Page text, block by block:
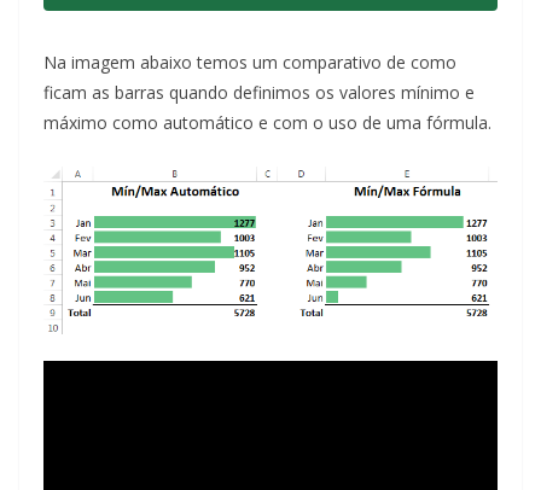
Na imagem abaixo temos um comparativo de como
ficam as barras quando definimos os valores mínimo e
máximo como automático e com o uso de uma fórmula.